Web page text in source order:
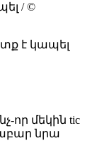
/ ©
է կապել
որ մեկին tic
նրա